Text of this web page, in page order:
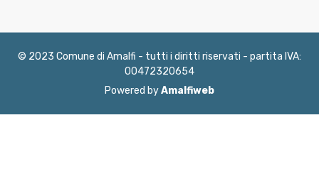
© 2023 Comune di Amalfi - tutti i diritti riservati - partita IVA:
00472320654
Powered byAmalfiweb